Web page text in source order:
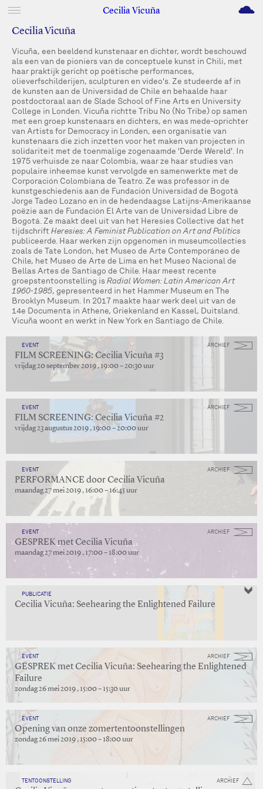
Cecilia Vicuña M
Cecilia Vicuña
Vicuña, een beeldend kunstenaar en dichter, wordt beschouwd
als een van de pioniers van de conceptuele kunst in Chili, met
haar praktijk gericht op poëtische performances,
olieverfschilderijen, sculpturen en video's. Ze studeerde af in
de kunsten aan de Universidad de Chile en behaalde haar
postdoctoraal aan de Slade School of Fine Arts en University
College in Londen. Vicuña richtte Tribu No (No Tribe) op samen
met een groep kunstenaars en dichters, en was mede-oprichter
van Artists for Democracy in Londen, een organisatie van
kunstenaars die zich inzetten voor het maken van projecten in
solidariteit met de toenmalige zogenaamde 'Derde Wereld'. In
1975 verhuisde ze naar Colombia, waar ze haar studies van
populaire inheemse kunst vervolgde en samenwerkte met de
Corporación Colombiana de Teatro. Ze was professor in de
kunstgeschiedenis aan de Fundación Universidad de Bogotá
Jorge Tadeo Lozano en in de hedendaagse Latijns-Amerikaanse
poëzie aan de Fundación El Arte van de Universidad Libre de
Bogotá. Ze maakt deel uit van het Heresies Collective dat het
tijdschriftHeresies: A Feminist Publication on Art and Politics
publiceerde. Haar werken zijn opgenomen in museumcollecties
zoals de Tate London, het Museo de Arte Contemporáneo de
Chile, het Museo de Arte de Lima en het Museo Nacional de
Bellas Artes de Santiago de Chile. Haar meest recente
groepstentoonstelling isRadial Women: Latin American Art
1960-1985, gepresenteerd in het Hammer Museum en The
Brooklyn Museum. In 2017 maakte haar werk deel uit van de
14e Documenta in Athene, Griekenland en Kassel, Duitsland.
Vicuña woont en werkt in New York en Santiago de Chile.
ARCHIEF
EVENT
FILM SCREENING: Cecilia Vicuña #3
vrijdag 20 september 2019 , 19:00 – 20:30 uur
ARCHIEF
EVENT
FILM SCREENING: Cecilia Vicuña #2
vrijdag 23 augustus 2019 , 19:00 – 20:00 uur
ARCHIEF
EVENT
PERFORMANCE door Cecilia Vicuña
maandag 27 mei 2019 , 16:00 – 16:45 uur
ARCHIEF
EVENT
GESPREK met Cecilia Vicuña
maandag 27 mei 2019 , 17:00 – 18:00 uur
PUBLICATIE
Cecilia Vicuña: Seehearing the Enlightened Failure
ARCHIEF
EVENT
GESPREK met Cecilia Vicuña: Seehearing the Enlightened
Failure
zondag 26 mei 2019 , 15:00 – 15:30 uur
ARCHIEF
EVENT
Opening van onze zomertentoonstellingen
zondag 26 mei 2019 , 15:00 – 18:00 uur
ARCHIEF
TENTOONSTELLING